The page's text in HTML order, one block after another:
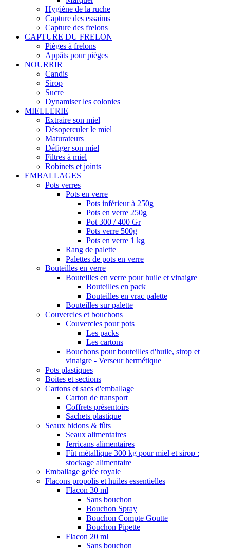
Hygiène de la ruche
Capture des essaims
Capture des frelons
CAPTURE DU FRELON
Pièges à frelons
Appâts pour pièges
NOURRIR
Candis
Sirop
Sucre
Dynamiser les colonies
MIELLERIE
Extraire son miel
Désoperculer le miel
Maturateurs
Défiger son miel
Filtres à miel
Robinets et joints
EMBALLAGES
Pots verres
Pots en verre
Pots inférieur à 250g
Pots en verre 250g
Pot 300 / 400 Gr
Pots verre 500g
Pots en verre 1 kg
Rang de palette
Palettes de pots en verre
Bouteilles en verre
Bouteilles en verre pour huile et vinaigre
Bouteilles en pack
Bouteilles en vrac palette
Bouteilles sur palette
Couvercles et bouchons
Couvercles pour pots
Les packs
Les cartons
Bouchons pour bouteilles d'huile, sirop et
vinaigre - Verseur hermétique
Pots plastiques
Boites et sections
Cartons et sacs d'emballage
Carton de transport
Coffrets présentoirs
Sachets plastique
Seaux bidons & fûts
Seaux alimentaires
Jerricans alimentaires
Fût métallique 300 kg pour miel et sirop :
stockage alimentaire
Emballage gelée royale
Flacons propolis et huiles essentielles
Flacon 30 ml
Sans bouchon
Bouchon Spray
Bouchon Compte Goutte
Bouchon Pipette
Flacon 20 ml
Sans bouchon